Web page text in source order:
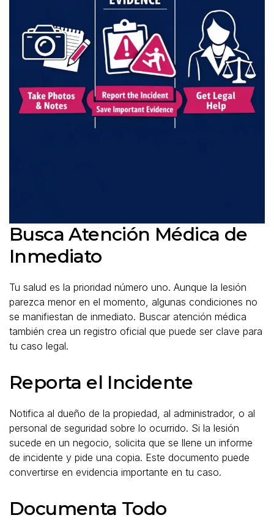
Busca Atención Médica de
Inmediato
Tu salud es la prioridad número uno. Aunque la lesión
parezca menor en el momento, algunas condiciones no
se manifiestan de inmediato. Buscar atención médica
también crea un registro oficial que puede ser clave para
tu caso legal.
Reporta el Incidente
Notifica al dueño de la propiedad, al administrador, o al
personal de seguridad sobre lo ocurrido. Si la lesión
sucede en un negocio, solicita que se llene un informe
de incidente y pide una copia. Este documento puede
convertirse en evidencia importante en tu caso.
Documenta Todo